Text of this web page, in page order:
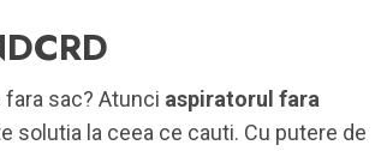
sac? Atunci aspiratorul fara
solutia la ceea ce cauti. Cu putere de